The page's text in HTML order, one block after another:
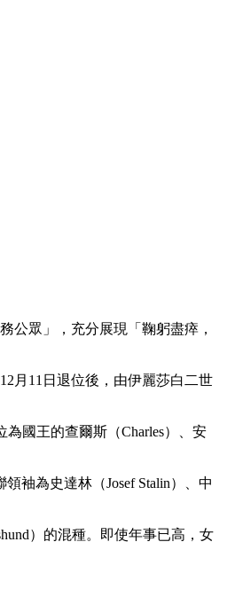
公眾」，充分展現「鞠躬盡瘁，
月11日退位後，由伊麗莎白二世
國王的查爾斯（Charles）、安
袖為史達林（Josef Stalin）、中
）的混種。即使年事已高，女